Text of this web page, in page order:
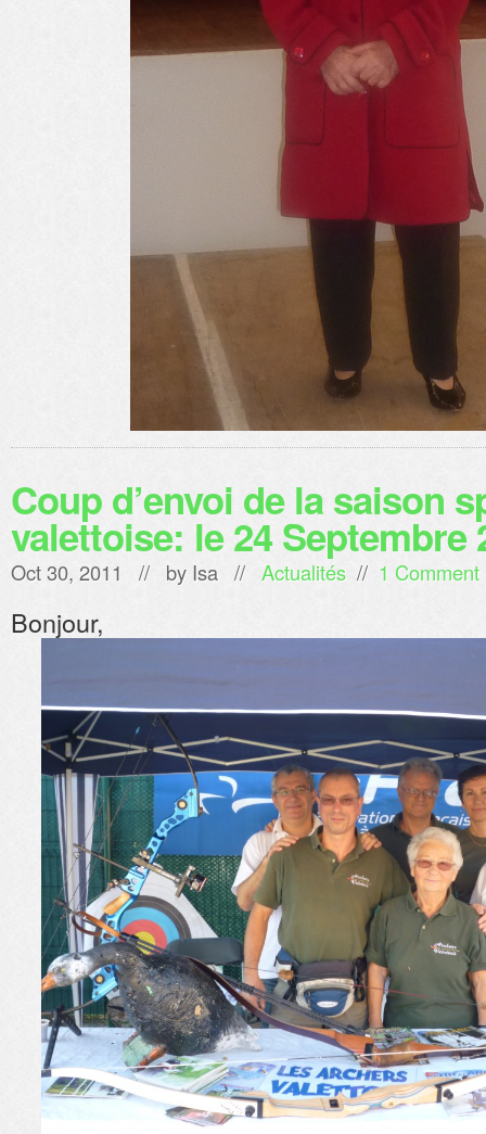
Coup d’envoi de la saison
valettoise: le 24 Septembre
Oct 30, 2011 // by Isa // Actualités // 1 Comment
Bonjour,